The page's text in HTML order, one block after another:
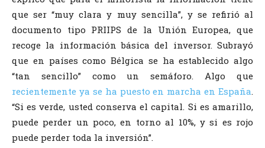
que ser “muy clara y muy sencilla”, y se refirió al
documento tipo PRIIPS de la Unión Europea, que
recoge la información básica del inversor. Subrayó
que en países como Bélgica se ha establecido algo
“tan sencillo” como un semáforo. Algo que
recientemente ya se ha puesto en marcha en España.
“Si es verde, usted conserva el capital. Si es amarillo,
puede perder un poco, en torno al 10%, y si es rojo
puede perder toda la inversión”.